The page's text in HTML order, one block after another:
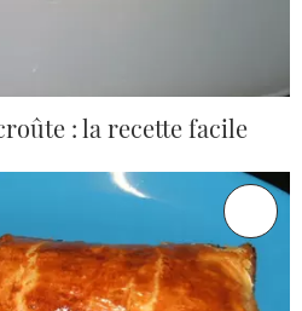
: la recette facile